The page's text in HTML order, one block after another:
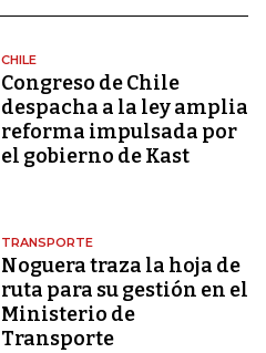
CHILE
Congreso de Chile
despacha a la ley amplia
reforma impulsada por
el gobierno de Kast
TRANSPORTE
Noguera traza la hoja de
ruta para su gestión en el
Ministerio de
Transporte